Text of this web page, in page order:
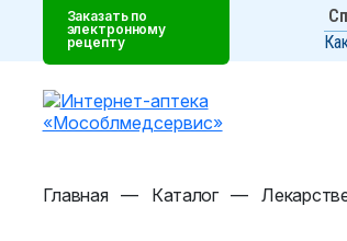
Заказать по
электронному
рецепту
Главная — Каталог —